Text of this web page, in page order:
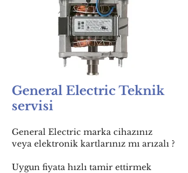
General Electric Teknik
servisi
General Electric marka cihazınız
veya elektronik kartlarınız mı arızalı ?
Uygun fiyata hızlı tamir ettirmek